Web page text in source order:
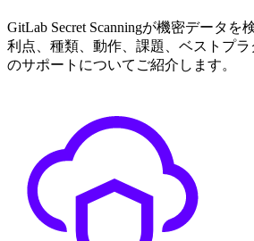
GitLab Secret Scanningが機密データを
利点、種類、動作、課題、ベストプラ
のサポートについてご紹介します。